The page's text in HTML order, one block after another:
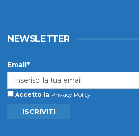
NEWSLETTER
Email*
Accetto la Privacy Policy
ISCRIVITI